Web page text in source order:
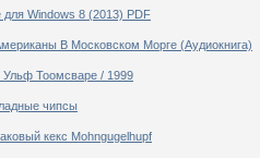
Windows 8 (2013) PDF
В Московском Морге (Аудиокнига)
Ульф Тоомсваре / 1999
чипсы
кекс Mohngugelhupf